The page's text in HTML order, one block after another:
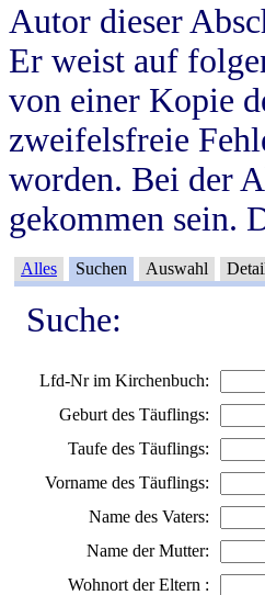
Autor dieser
Er weist auf
von einer Kopie
zweifelsfreie
worden. Bei der
gekommen sein.
Alles Suchen Auswahl
Suche:
Lfd-Nr im Kirchenbuch:
Geburt des Täuflings:
Taufe des Täuflings:
Vorname des Täuflings:
Name des Vaters:
Name der Mutter:
Wohnort der Eltern :